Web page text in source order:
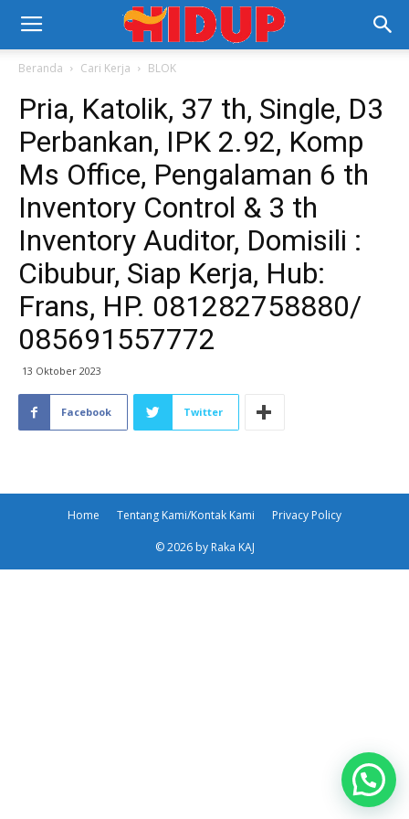
Beranda Cari Kerja BLOK
Pria, Katolik, 37 th, Single, D3
Perbankan, IPK 2.92, Komp
Ms Office, Pengalaman 6 th
Inventory Control & 3 th
Inventory Auditor, Domisili :
Cibubur, Siap Kerja, Hub:
Frans, HP. 081282758880/
085691557772
13 Oktober 2023
Facebook Twitter
Home Tentang Kami/Kontak Kami Privacy Policy
© 2026 by Raka KAJ